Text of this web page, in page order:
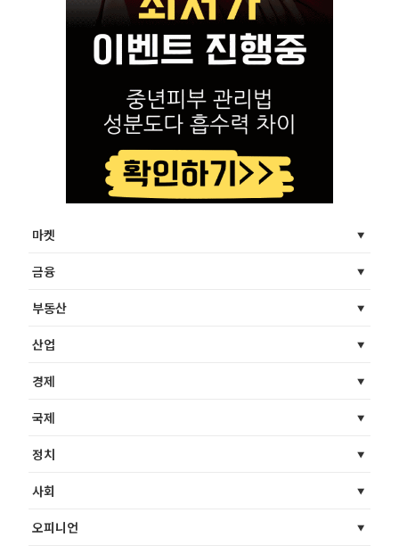
마켓
금융
부동산
산업
경제
국제
정치
사회
오피니언